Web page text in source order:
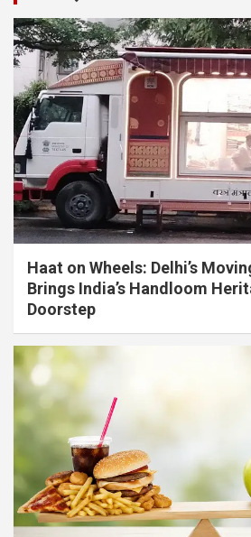
Haat on Wheels: Delhi’s
Brings India’s Handloom
Doorstep